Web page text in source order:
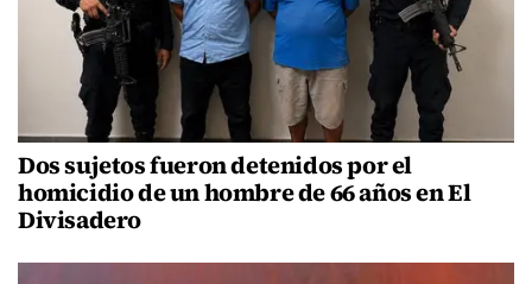
Dos sujetos fueron detenidos por el
homicidio de un hombre de 66 años en El
Divisadero